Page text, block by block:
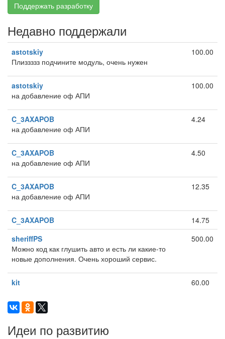
Поддержать разработку
Недавно поддержали
astotskiy
Плиззззз подчините модуль, очень нужен
100.00
astotskiy
на добавление оф АПИ
100.00
C_3AXAPOB
на добавление оф АПИ
4.24
C_3AXAPOB
на добавление оф АПИ
4.50
C_3AXAPOB
на добавление оф АПИ
12.35
C_3AXAPOB
14.75
sheriffPS
Можно код как глушить авто и есть ли какие-то
новые дополнения. Очень хороший сервис.
500.00
kit 60.00
Идеи по развитию